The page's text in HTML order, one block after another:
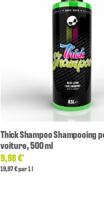
Thick Shampoo Shampooing
voiture, 500 ml
9,98 €*
19,97 € par 1 l